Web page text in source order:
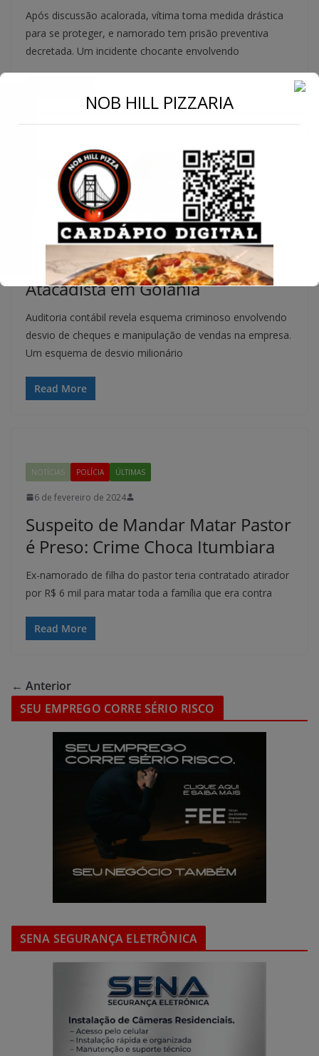
Após discussão acalorada, vítima toma medida drástica
para se proteger, e namorado tem prisão preventiva
decretada. Um incidente chocante envolvendo
NOTÍCIAS POLÍCIA ÚLTIMAS
7 de fevereiro de 2024
Fraude Milionária Revelada:
Funcionária e Marido Presos por
Desvio de R$ 3 Milhões de
Atacadista em Goiânia
Auditoria contábil revela esquema criminoso envolvendo
desvio de cheques e manipulação de vendas na empresa.
Um esquema de desvio milionário
Read More
NOTÍCIAS POLÍCIA ÚLTIMAS
6 de fevereiro de 2024
Suspeito de Mandar Matar Pastor
é Preso: Crime Choca Itumbiara
Ex-namorado de filha do pastor teria contratado atirador
por R$ 6 mil para matar toda a família que era contra
Read More
← Anterior
SEU EMPREGO CORRE SÉRIO RISCO
SENA SEGURANÇA ELETRÔNICA
NOB HILL PIZZARIA